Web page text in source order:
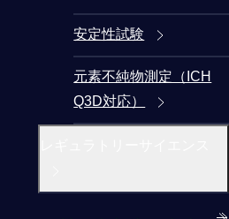
安定性試験
元素不純物測定（ICH
Q3D対応）